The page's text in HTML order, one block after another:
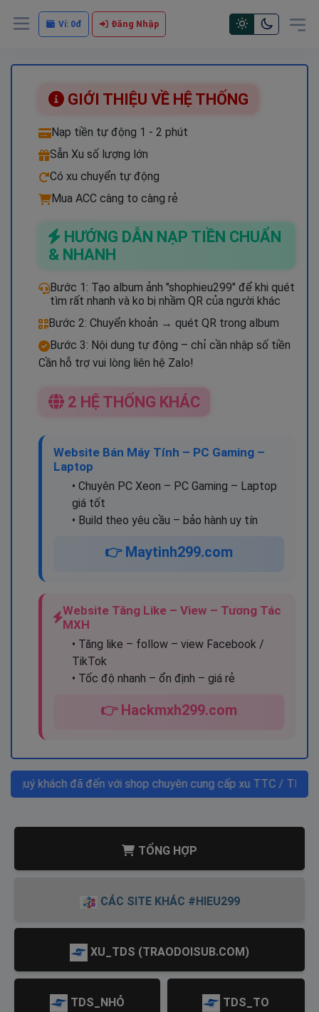
Ví: 0đ Đăng Nhập
GIỚI THIỆU VỀ HỆ THỐNG
Nạp tiền tự động 1 - 2 phút
Sẵn Xu số lượng lớn
Có xu chuyển tự động
Mua ACC càng to càng rẻ
HƯỚNG DẪN NẠP TIỀN CHUẨN
& NHANH
Bước 1: Tạo album ảnh "shophieu299" để khi quét
tìm rất nhanh và ko bị nhầm QR của người khác
Bước 2: Chuyển khoản → quét QR trong album
Bước 3: Nội dung tự động – chỉ cần nhập số tiền
Cần hỗ trợ vui lòng liên hệ Zalo!
2 HỆ THỐNG KHÁC
Website Bán Máy Tính – PC Gaming –
Laptop
• Chuyên PC Xeon – PC Gaming – Laptop
giá tốt
• Build theo yêu cầu – bảo hành uy tín
👉 Maytinh299.com
Website Tăng Like – View – Tương Tác
MXH
• Tăng like – follow – view Facebook /
TikTok
• Tốc độ nhanh – ổn định – giá rẻ
👉 Hackmxh299.com
quý khách đã đến với shop chuyên cung cấp xu TTC / TDS /
TỔNG HỢP
CÁC SITE KHÁC #HIEU299
XU_TDS (TRAODOISUB.COM)
TDS_NHỎ TDS_TO